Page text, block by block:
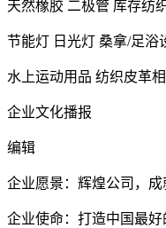
天然橡胶 二极管 库存纺
节能灯 日光灯 桑拿/足浴
水上运动用品 纺织皮革
企业文化播报
编辑
企业愿景：辉煌公司，成
企业使命：打造中国最